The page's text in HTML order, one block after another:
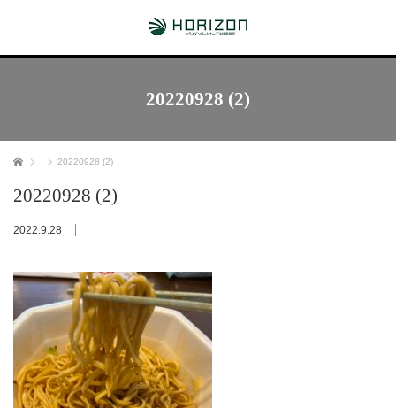
20220928 (2)
ホーム 20220928 (2)
20220928 (2)
2022.9.28